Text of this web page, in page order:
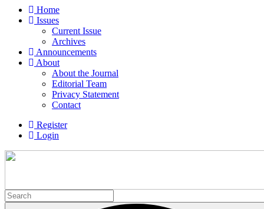
Home
Issues
Current Issue
Archives
Announcements
About
About the Journal
Editorial Team
Privacy Statement
Contact
Register
Login